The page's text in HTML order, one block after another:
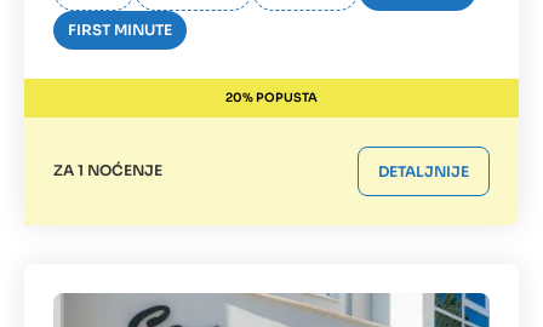
FIRST MINUTE
20% POPUSTA
ZA 1 NOĆENJE DETALJNIJE